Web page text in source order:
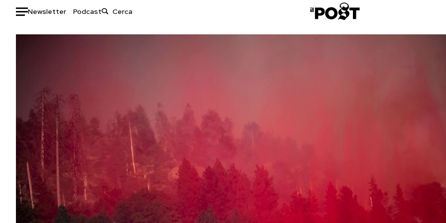
Newsletter Podcast
Auto
Mondo
Politica
Tecnologia
Internet
Scienza
Cultura
Sport
Consumismi
Storie/Idee
Ok Boomer!
Media
Europa
Altrecose
Mondiali calcio 2026